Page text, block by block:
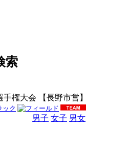
索
権大会 【長野市営】
男子 女子 男女